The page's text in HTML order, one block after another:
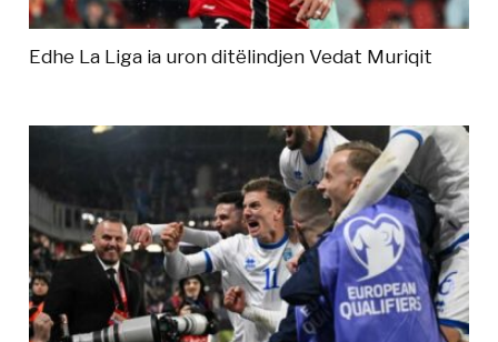
Edhe La Liga ia uron ditëlindjen Vedat Muriqit